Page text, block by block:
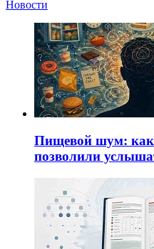
Новости
Пищевой шум:
позволили